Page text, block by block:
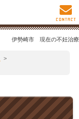
伊勢崎市 現在の不妊治療
>
CONTACT